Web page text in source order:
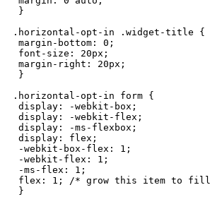
}
.horizontal-opt-in .widget-title {
margin-bottom: 0;
font-size: 20px;
margin-right: 20px;
}
.horizontal-opt-in form {
display: -webkit-box;
display: -webkit-flex;
display: -ms-flexbox;
display: flex;
-webkit-box-flex: 1;
-webkit-flex: 1;
-ms-flex: 1;
flex: 1; /* grow this item to fill
}